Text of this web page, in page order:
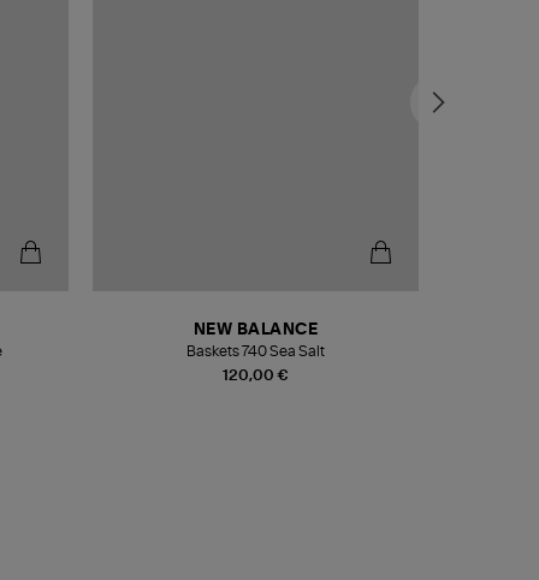
120,00 €
NEW BALANCE
Baskets 740 Sea Salt